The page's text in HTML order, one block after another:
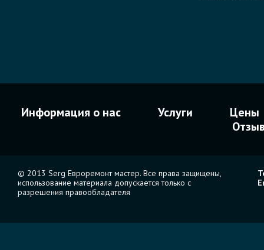
Информация о нас Услуги
Цены
© 2013 Serg Евроремонт мастер. Все права защищены,
использование материала допускается только с
разрешения правообладателя